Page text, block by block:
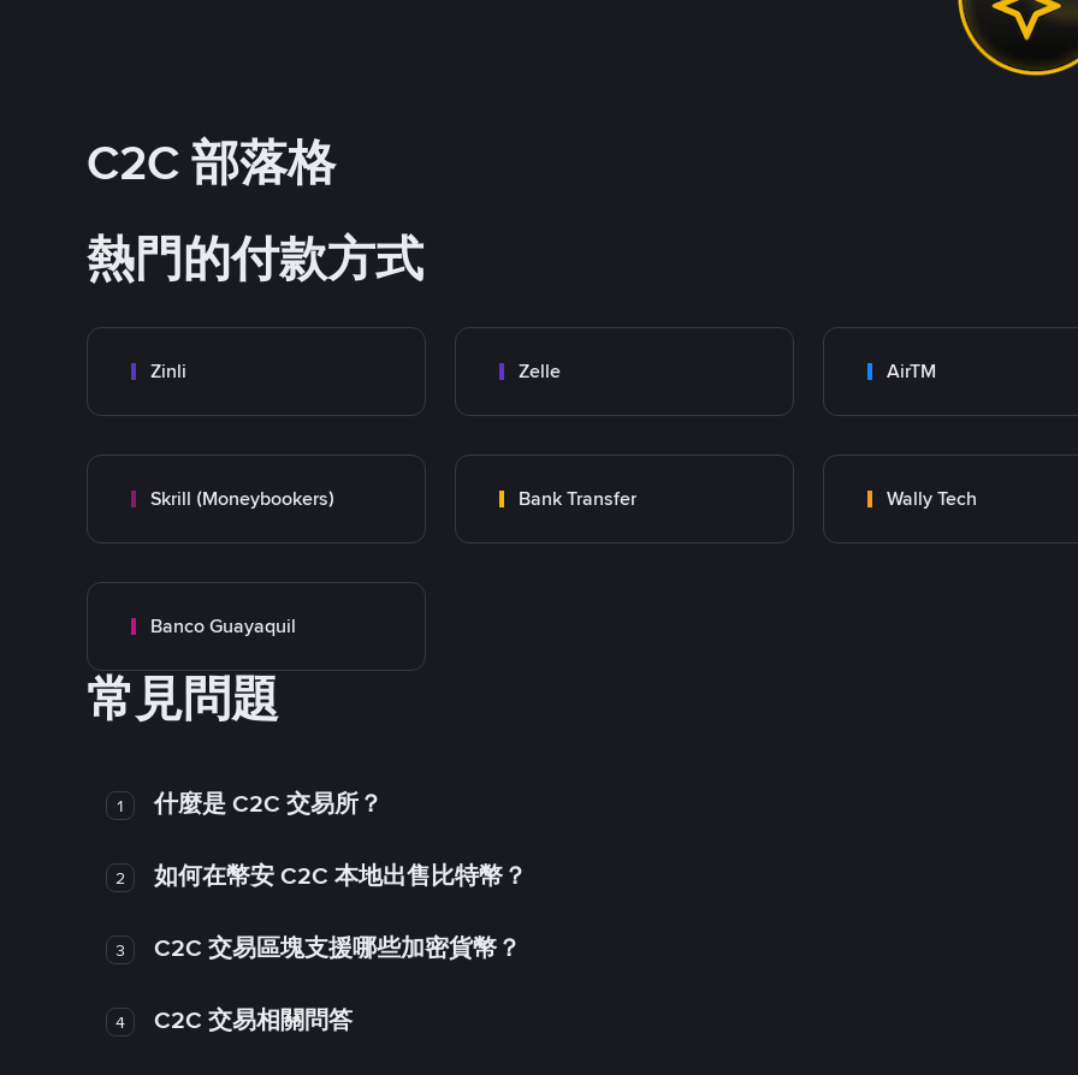
C2C 部落格
熱門的付款方式
Zinli Zelle AirTM
Skrill (Moneybookers) Bank Transfer Wally Tech
Banco Guayaquil
常見問題
1 什麼是 C2C 交易所？
2 如何在幣安 C2C 本地出售比特幣？
3 C2C 交易區塊支援哪些加密貨幣？
4 C2C 交易相關問答